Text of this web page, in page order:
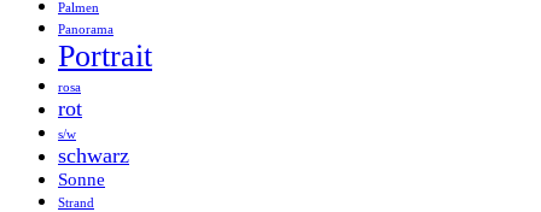
Palmen
Panorama
Portrait
rosa
rot
s/w
schwarz
Sonne
Strand